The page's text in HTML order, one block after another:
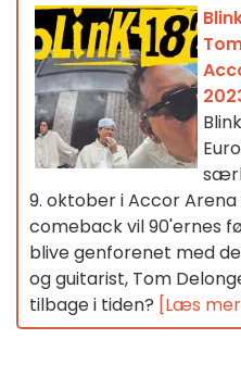
9. oktober i Accor Arena
comeback vil 90'ernes
blive genforenet med
og guitarist, Tom
tilbage i tiden? [Læs